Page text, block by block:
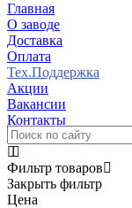
Главная
О заводе
Доставка
Оплата
Тех.Поддержка
Акции
Вакансии
Контакты
Фильтр товаров
Закрыть фильтр
Цена